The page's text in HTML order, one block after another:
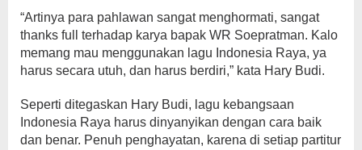
“Artinya para pahlawan sangat menghormati, sangat
thanks full terhadap karya bapak WR Soepratman. Kalo
memang mau menggunakan lagu Indonesia Raya, ya
harus secara utuh, dan harus berdiri,” kata Hary Budi.
Seperti ditegaskan Hary Budi, lagu kebangsaan
Indonesia Raya harus dinyanyikan dengan cara baik
dan benar. Penuh penghayatan, karena di setiap partitur